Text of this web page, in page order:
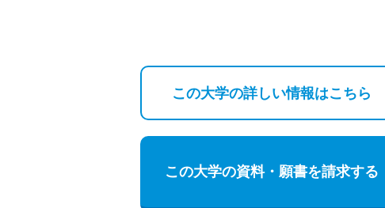
この大学の詳しい情報はこちら
この大学の資料・願書を請求する